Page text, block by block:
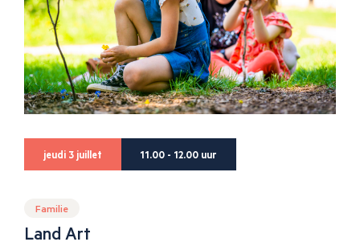
jeudi 3 juillet 11.00 - 12.00 uur
Familie
Land Art